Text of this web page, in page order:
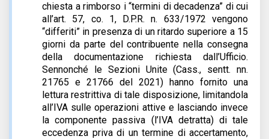
chiesta a rimborso i “termini di decadenza” di cui
all’art. 57, co. 1, D.P.R. n. 633/1972 vengono
“differiti” in presenza di un ritardo superiore a 15
giorni da parte del contribuente nella consegna
della documentazione richiesta dall’Ufficio.
Sennonché le Sezioni Unite (Cass., sentt. nn.
21765 e 21766 del 2021) hanno fornito una
lettura restrittiva di tale disposizione, limitandola
all’IVA sulle operazioni attive e lasciando invece
la componente passiva (l’IVA detratta) di tale
eccedenza priva di un termine di accertamento,